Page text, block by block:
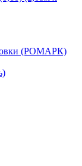
(РОМАРК)